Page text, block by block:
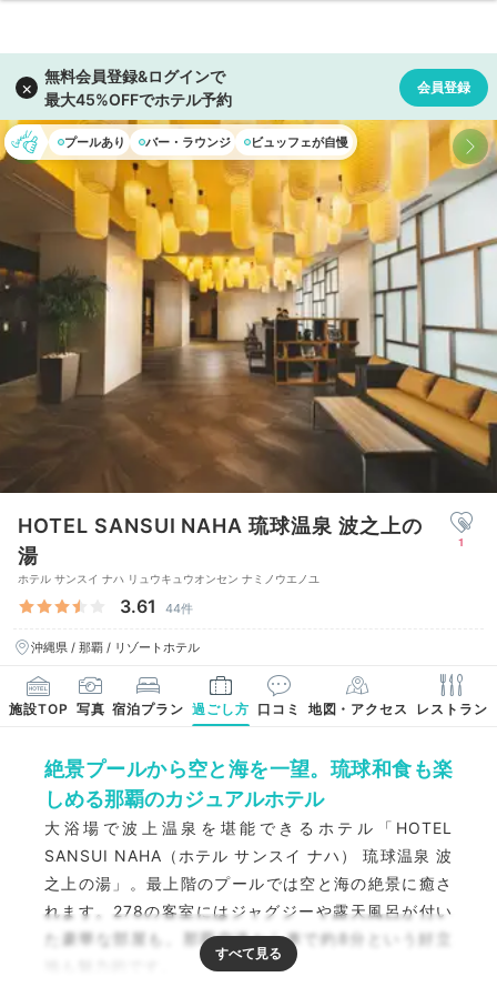
プールあり バー・ラウンジ ビュッフェが自慢
HOTEL SANSUI NAHA 琉球温泉 波之上の
湯
ホテル サンスイ ナハ リュウキュウオンセン ナミノウエノユ
3.61 44件
沖縄県 / 那覇 / リゾートホテル
1
施設TOP 写真 宿泊プラン 過ごし方 口コミ 地図・アクセス レストラン
絶景プールから空と海を一望。琉球和食も楽
しめる那覇のカジュアルホテル
大浴場で波上温泉を堪能できるホテル「HOTEL
SANSUI NAHA（ホテル サンスイ ナハ） 琉球温泉 波
之上の湯」。最上階のプールでは空と海の絶景に癒さ
れます。278の客室にはジャグジーや露天風呂が付い
た豪華な部屋も。那覇空港から車で約8分という好立